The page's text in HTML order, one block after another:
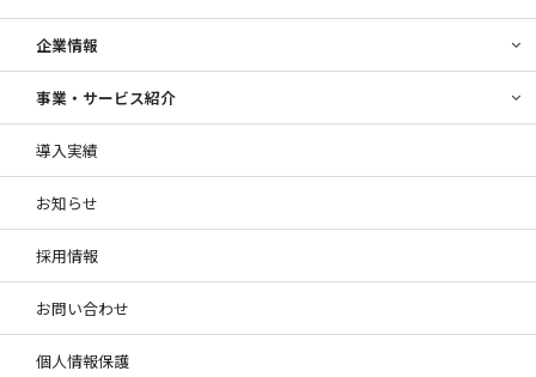
企業情報
事業・サービス紹介
導入実績
お知らせ
採用情報
お問い合わせ
個人情報保護